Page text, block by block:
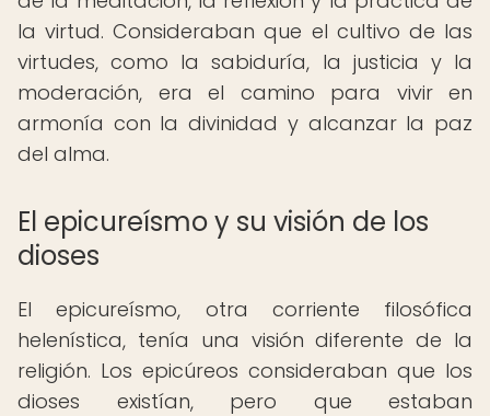
la virtud. Consideraban que el cultivo de las
virtudes, como la sabiduría, la justicia y la
moderación, era el camino para vivir en
armonía con la divinidad y alcanzar la paz
del alma.
El epicureísmo y su visión de los
dioses
El epicureísmo, otra corriente filosófica
helenística, tenía una visión diferente de la
religión. Los epicúreos consideraban que los
dioses existían, pero que estaban